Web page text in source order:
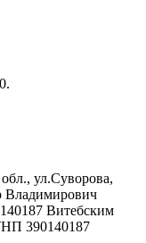
ул.Суворова,
Владимирович
Витебским
390140187